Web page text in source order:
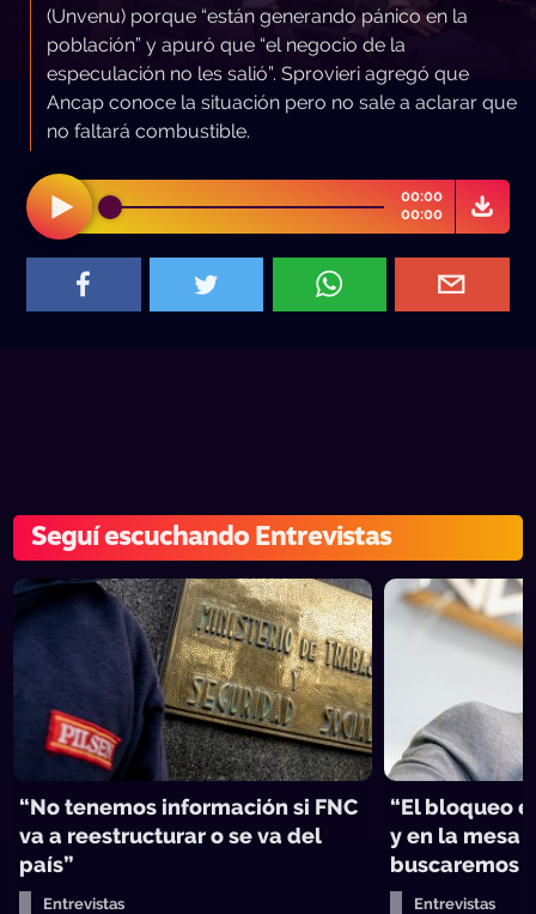
(Unvenu) porque “están generando pánico en la
población” y apuró que “el negocio de la
especulación no les salió”. Sprovieri agregó que
Ancap conoce la situación pero no sale a aclarar que
no faltará combustible.
00:00
00:00
Seguí escuchando Entrevistas
“No tenemos información si FNC
va a reestructurar o se va del
país”
Entrevistas
“El bloqueo
y en la mesa
buscaremos
Entrevistas